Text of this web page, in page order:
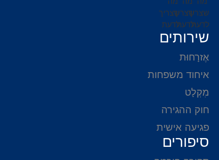
שירותים
אֶזרָחוּת
איחוד משפחות
מִקְלָט
חוק ההגירה
פגיעה אישית
סיפורים